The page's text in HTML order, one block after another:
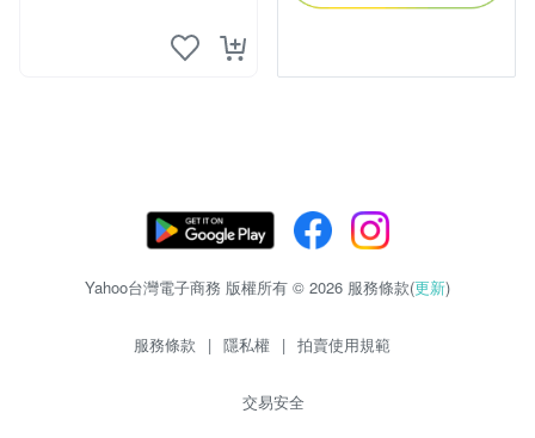
Yahoo台灣電子商務 版權所有 © 2026 服務條款(更新)
服務條款 | 隱私權 | 拍賣使用規範
交易安全